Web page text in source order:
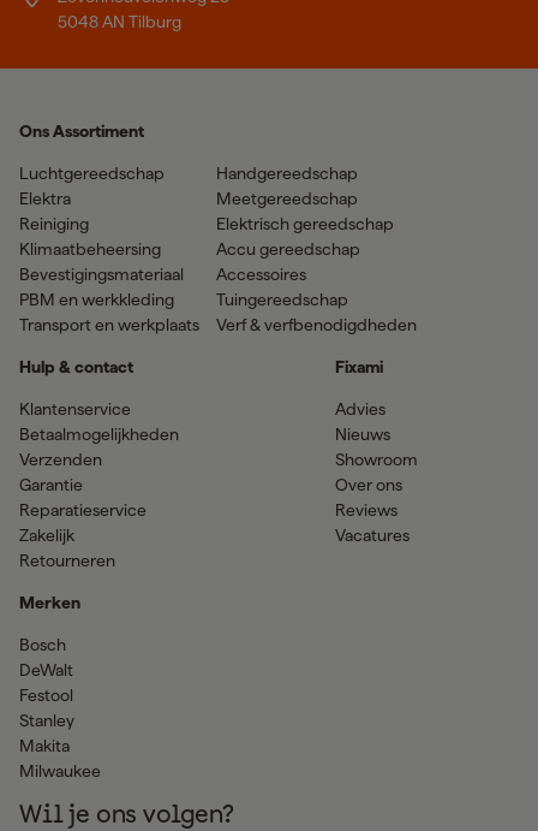
5048 AN Tilburg
Ons Assortiment
Luchtgereedschap
Elektra
Reiniging
Klimaatbeheersing
Bevestigingsmateriaal
PBM en werkkleding
Transport en werkplaats
Handgereedschap
Meetgereedschap
Elektrisch gereedschap
Accu gereedschap
Accessoires
Tuingereedschap
Verf & verfbenodigdheden
Hulp & contact
Klantenservice
Betaalmogelijkheden
Verzenden
Garantie
Reparatieservice
Zakelijk
Retourneren
Merken
Bosch
DeWalt
Festool
Stanley
Makita
Milwaukee
Fixami
Advies
Nieuws
Showroom
Over ons
Reviews
Vacatures
Wil je ons volgen?